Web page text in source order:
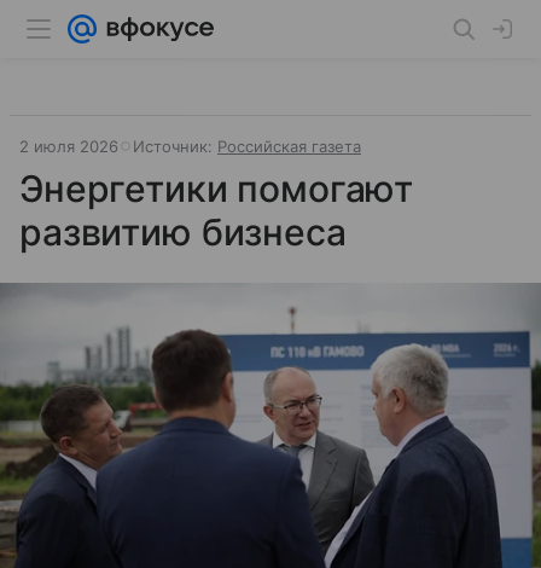
2 июля 2026 Источник: Российская газета
Энергетики помогают
развитию бизнеса